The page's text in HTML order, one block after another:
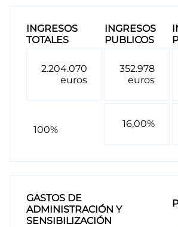
INGRESOS
TOTALES
INGRESOS
PUBLICOS
2.204.070
euros
352.978
euros
100%
16,00%
GASTOS DE
ADMINISTRACIÓN Y
SENSIBILIZACIÓN